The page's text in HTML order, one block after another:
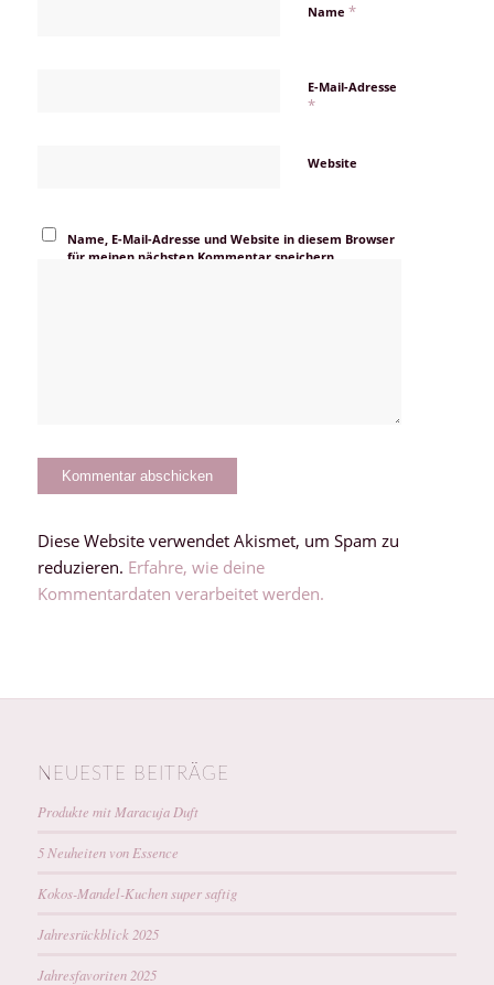
Name *
E-Mail-Adresse
*
Website
Name, E-Mail-Adresse und Website in diesem Browser
für meinen nächsten Kommentar speichern.
Diese Website verwendet Akismet, um Spam zu
reduzieren. Erfahre, wie deine
Kommentardaten verarbeitet werden.
NEUESTE BEITRÄGE
Produkte mit Maracuja Duft
5 Neuheiten von Essence
Kokos-Mandel-Kuchen super saftig
Jahresrückblick 2025
Jahresfavoriten 2025